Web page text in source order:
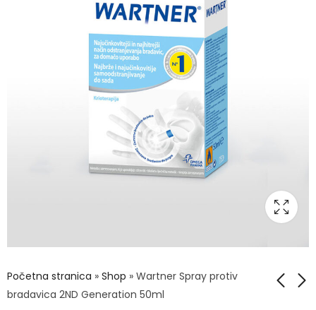
Početna stranica » Shop » Wartner Spray protiv
bradavica 2ND Generation 50ml